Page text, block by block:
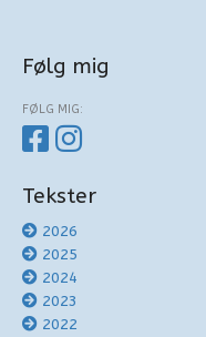
Følg mig
FØLG MIG:
Tekster
2026
2025
2024
2023
2022